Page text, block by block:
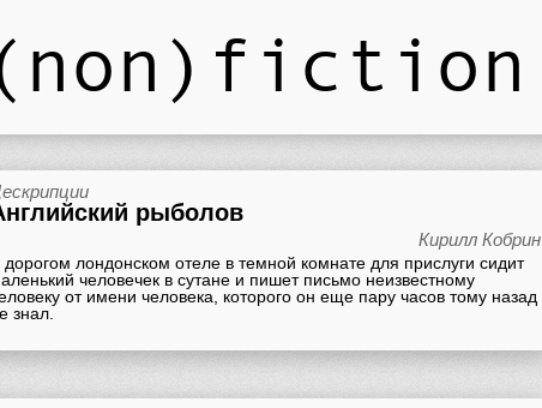
рыболов
Кирилл Кобрин
дорогом лондонском отеле в темной комнате для прислуги сидит
человечек в сутане и пишет письмо неизвестному
от имени человека, которого он еще пару часов тому назад
знал.